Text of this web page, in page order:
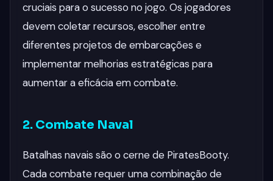
cruciais para o sucesso no jogo. Os jogadores
devem coletar recursos, escolher entre
diferentes projetos de embarcações e
implementar melhorias estratégicas para
aumentar a eficácia em combate.
2. Combate Naval
Batalhas navais são o cerne de PiratesBooty.
Cada combate requer uma combinação de